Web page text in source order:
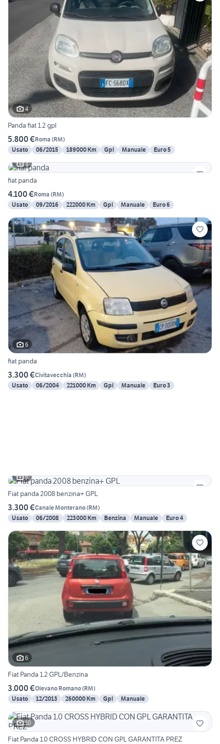
4
Panda fiat 1.2 gpl
5.800 €Roma (RM)
Usato
06/2015 189000 Km Gpl Manuale
Euro 5
3
fiat panda
4.100 €Roma (RM)
Usato
09/2016 222000 Km Gpl Manuale Euro 6
6
fiat panda
3.300 €Civitavecchia (RM)
Usato
06/2004 221000 Km Gpl Manuale Euro 3
5
Fiat panda 2008 benzina+ GPL
3.300 €Canale Monterano(RM)
Usato
06/2008 223000 Km Benzina Manuale Euro 4
6
Fiat Panda 1.2 GPL/Benzina
3.000 €Olevano Romano(RM)
Usato
12/2013 260000 Km Gpl Manuale
10
Fiat Panda 1.0 CROSS HYBRID CON GPL GARANTITA PREZ